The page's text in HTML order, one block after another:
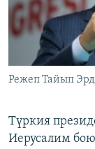
ЫҢГАЙСЫЗ
ЭЕ/АРнун
Режеп Тайып
Түркия
Иерусалим